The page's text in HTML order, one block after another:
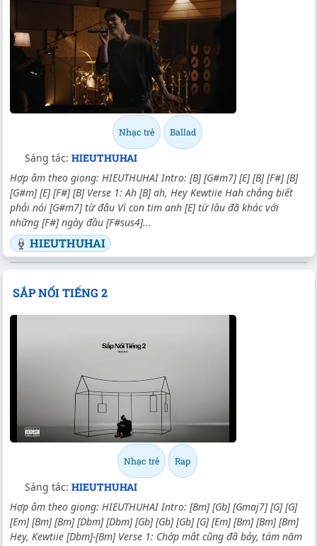
Nhạc trẻ Ballad
Sáng tác: HIEUTHUHAI
Hợp âm theo giọng: HIEUTHUHAI Intro: [B] [G#m7] [E] [B] [F#] [B]
[G#m] [E] [F#] [B] Verse 1: Ah [B] ah, Hey Kewtiie Hah chẳng biết
phải nói [G#m7] từ đâu Vì con tim anh [E] từ lâu đã khác với
những [F#] ngày đầu [F#sus4]...
HIEUTHUHAI
SẮP NỔI TIẾNG 2
Nhạc trẻ Rap
Sáng tác: HIEUTHUHAI
Hợp âm theo giọng: HIEUTHUHAI Intro: [Bm] [Gb] [Gmaj7] [G] [G]
[Em] [Bm] [Bm] [Dbm] [Dbm] [Gb] [Gb] [Gb] [G] [Em] [Bm] [Bm] [Bm]
Hey, Kewtiie [Dbm]-[Bm] Verse 1: Chớp mắt cũng đã bảy, tám năm